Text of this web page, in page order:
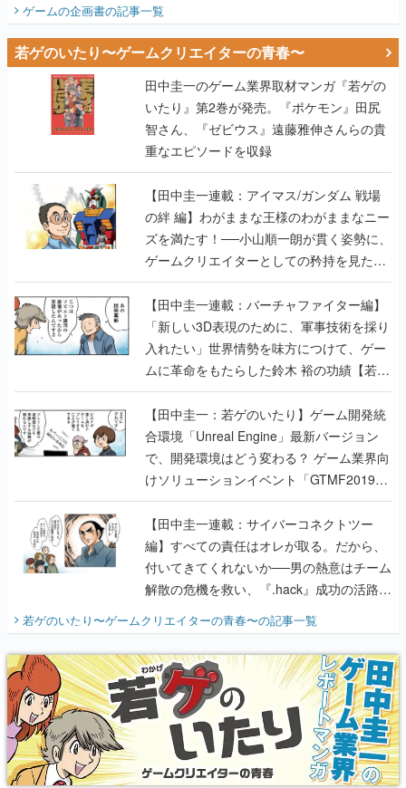
ゲームの企画書の記事一覧
若ゲのいたり〜ゲームクリエイターの青春〜
田中圭一のゲーム業界取材マンガ『若ゲの
いたり』第2巻が発売。『ポケモン』田尻
智さん、『ゼビウス』遠藤雅伸さんらの貴
重なエピソードを収録
【田中圭一連載：アイマス/ガンダム 戦場
の絆 編】わがままな王様のわがままなニー
ズを満たす！──小山順一朗が貫く姿勢に、
ゲームクリエイターとしての矜持を見た
【若ゲのいたり最終回】
【田中圭一連載：バーチャファイター編】
「新しい3D表現のために、軍事技術を採り
入れたい」世界情勢を味方につけて、ゲー
ムに革命をもたらした鈴木 裕の功績【若ゲ
のいたり】
【田中圭一：若ゲのいたり】ゲーム開発統
合環境「Unreal Engine」最新バージョン
で、開発環境はどう変わる？ ゲーム業界向
けソリューションイベント「GTMF2019」
に行って、より理解を深めよう【PR】
【田中圭一連載：サイバーコネクトツー
編】すべての責任はオレが取る。だから、
付いてきてくれないか──男の熱意はチーム
解散の危機を救い、『.hack』成功の活路を
『少年ジャンプ』色だった【若ゲのいた
り】
若ゲのいたり〜ゲームクリエイターの青春〜の記事一覧